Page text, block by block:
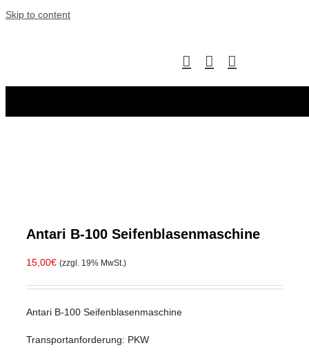
Skip to content
Antari B-100 Seifenblasenmaschine
15,00€ (zzgl. 19% MwSt.)
Antari B-100 Seifenblasenmaschine
Transportanforderung: PKW